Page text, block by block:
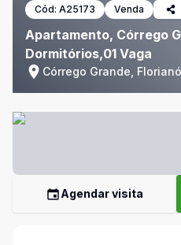
Cód: A25173 Venda
Apartamento, Córrego
Dormitórios,01 Vaga
Córrego Grande,
Agendar visita